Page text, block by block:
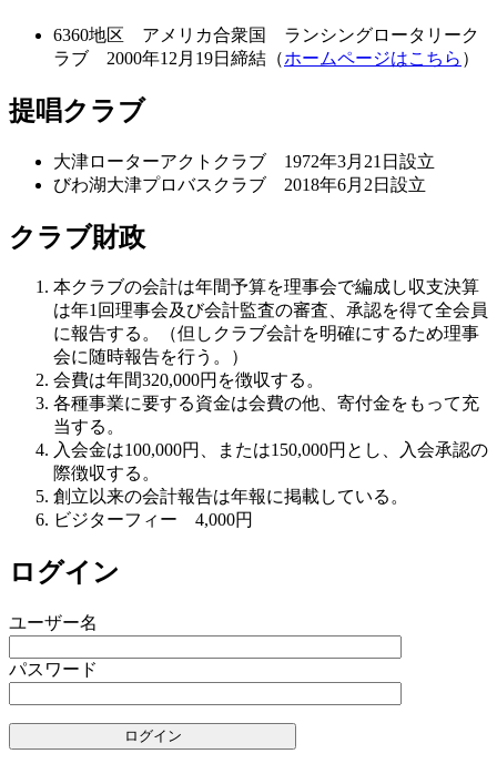
6360地区 アメリカ合衆国 ランシングロータリーク
ラブ 2000年12月19日締結（ホームページはこちら ）
提唱クラブ
大津ローターアクトクラブ 1972年3月21日設立
びわ湖大津プロバスクラブ 2018年6月2日設立
クラブ財政
本クラブの会計は年間予算を理事会で編成し収支決算
は年1回理事会及び会計監査の審査、承認を得て全会員
に報告する。（但しクラブ会計を明確にするため理事
会に随時報告を行う。）
会費は年間320,000円を徴収する。
各種事業に要する資金は会費の他、寄付金をもって充
当する。
入会金は100,000円、または150,000円とし、入会承認の
際徴収する。
創立以来の会計報告は年報に掲載している。
ビジターフィー 4,000円
ログイン
ユーザー名
パスワード